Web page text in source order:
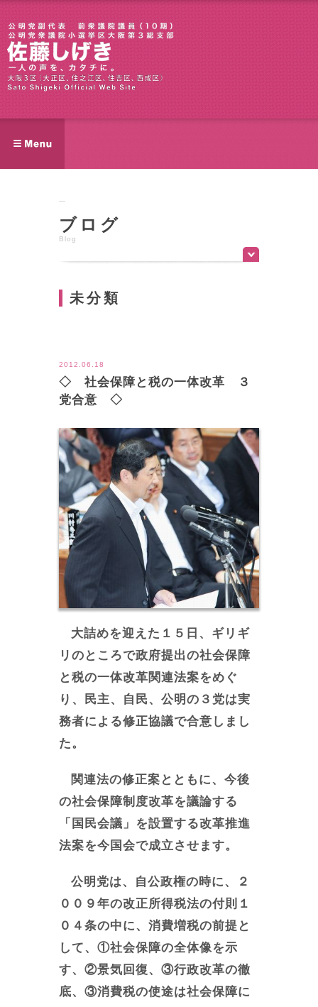
ブログ
Blog
未分類
2012.06.18
◇ 社会保障と税の一体改革 ３
党合意 ◇
大詰めを迎えた１５日、ギリギ
リのところで政府提出の社会保障
と税の一体改革関連法案をめぐ
り、民主、自民、公明の３党は実
務者による修正協議で合意しまし
た。
関連法の修正案とともに、今後
の社会保障制度改革を議論する
「国民会議」を設置する改革推進
法案を今国会で成立させます。
公明党は、自公政権の時に、２
００９年の改正所得税法の付則１
０４条の中に、消費増税の前提と
して、①社会保障の全体像を示
す、②景気回復、③行政改革の徹
底、③消費税の使途は社会保障に